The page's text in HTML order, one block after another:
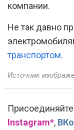
компании.
Не так давно
транспортом.
Источник
Instagram*,